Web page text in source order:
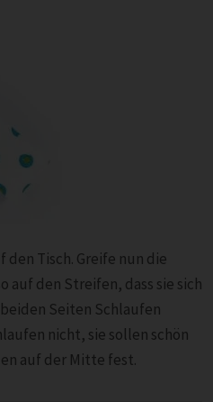
den Tisch. Greife nun die
auf den Streifen, dass sie sich
Seiten Schlaufen
nicht, sie sollen schön
auf der Mitte fest.